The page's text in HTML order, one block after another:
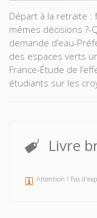
Départ à la retraite
mêmes décisions ?-
demande d’eau-
des espaces verts
France-Étude de
étudiants sur les
Livre
Attention ! Pas